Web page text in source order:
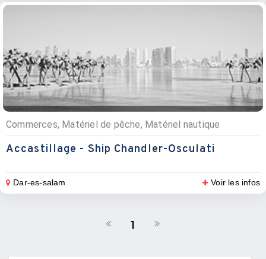
Commerces, Matériel de pêche, Matériel nautique
Accastillage - Ship Chandler-Osculati
Dar-es-salam Voir les infos
1